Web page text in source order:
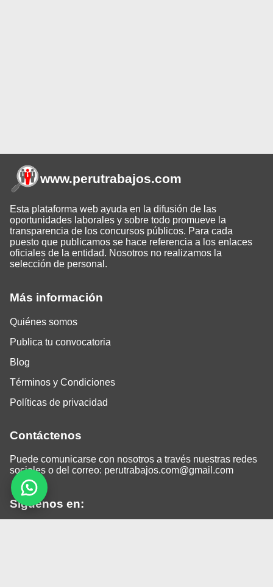
Más información
Quiénes somos
Publica tu convocatoria
Blog
Términos y Condiciones
Políticas de privacidad
Contáctenos
Puede comunicarse con nosotros a través nuestras redes
sociales o del correo: perutrabajos.com@gmail.com
Siguenos en:
www.perutrabajos.com
Esta plataforma web ayuda en la difusión de las
oportunidades laborales y sobre todo promueve la
transparencia de los concursos públicos. Para cada
puesto que publicamos se hace referencia a los enlaces
oficiales de la entidad. Nosotros no realizamos la
selección de personal.